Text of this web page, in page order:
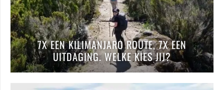
7X EEN KILIMANJARO ROUTE, 7X EEN
UITDAGING. WELKE KIES JIJ?